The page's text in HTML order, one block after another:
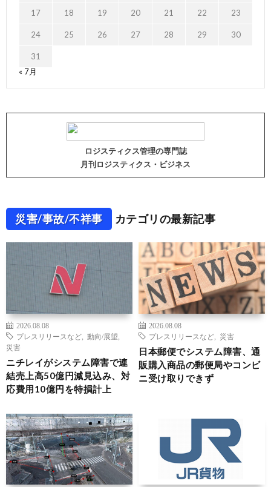
17 18 19 20 21 22 23
24 25 26 27 28 29 30
31
« 7月
ロジスティクス管理の専門誌
月刊ロジスティクス・ビジネス
災害/事故/不祥事 カテゴリの最新記事
2026.08.08
プレスリリースなど
動向/展望
災害
ニチレイがシステム障害で連
結売上高50億円減見込み、対
応費用10億円を特損計上
2026.08.08
プレスリリースなど
災害
日本郵便でシステム障害、通
販購入商品の郵便局やコンビ
ニ受け取りできず